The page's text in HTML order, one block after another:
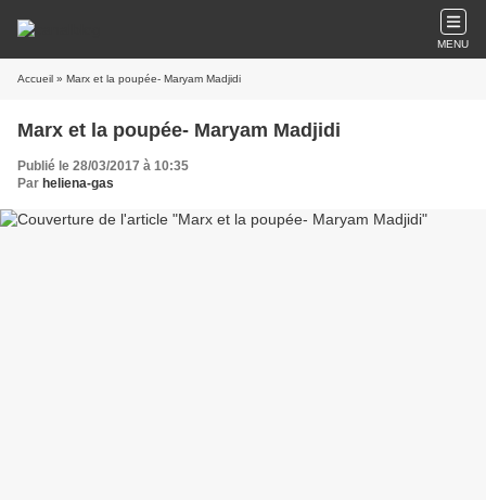
MENU
Accueil » Marx et la poupée- Maryam Madjidi
Marx et la poupée- Maryam Madjidi
Publié le 28/03/2017 à 10:35
Par heliena-gas